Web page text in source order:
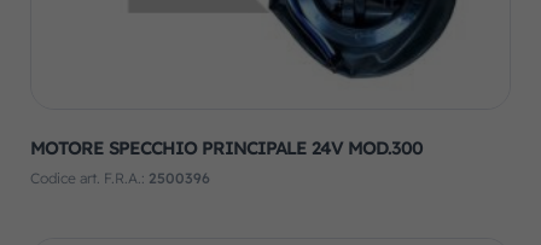
MOTORE SPECCHIO PRINCIPALE 24V MOD.300
Codice art. F.R.A.: 2500396